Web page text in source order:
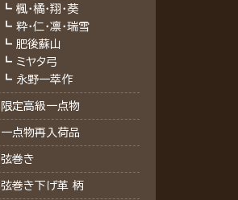
┗ 楓・橘・翔・葵
┗ 粋・仁・凛・瑞雪
┗ 肥後蘇山
┗ ミヤタ弓
┗ 永野一萃作
限定高級一点物
一点物再入荷品
弦巻き
弦巻き下げ革 柄